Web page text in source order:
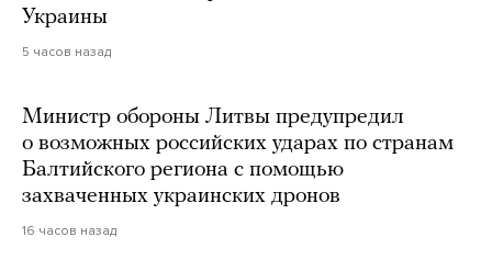
Украины
5 часов назад
Министр обороны Литвы предупредил
о возможных российских ударах по странам
Балтийского региона с помощью
захваченных украинских дронов
16 часов назад